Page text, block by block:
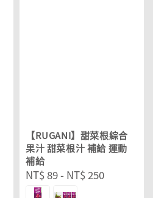
【RUGANI】甜菜根綜合
果汁 甜菜根汁 補給 運動
補給
Regular
price
NT$ 89- NT$ 250